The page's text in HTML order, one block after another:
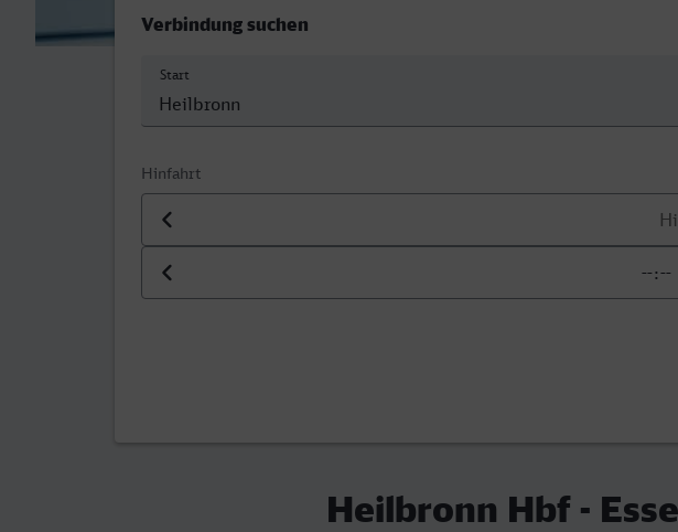
Verbindung suchen
Start
Hinfahrt
Datum der Hinfahrt
Uhrzeit der Hinfahrt
Heilbronn Hbf -